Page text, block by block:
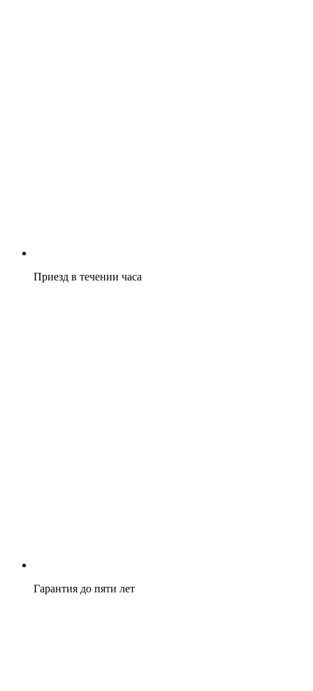
Приезд в течении часа
Гарантия до пяти лет